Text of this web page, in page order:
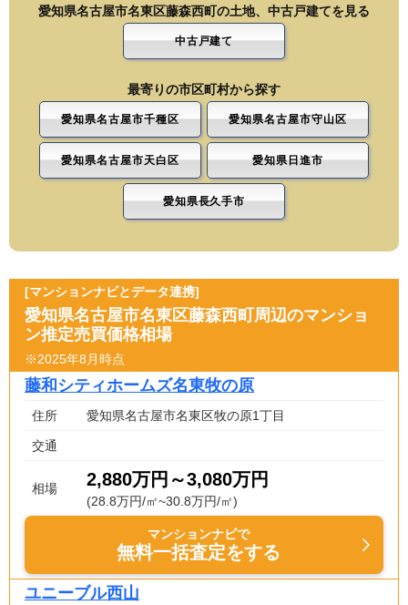
愛知県名古屋市名東区藤森西町の土地、中古戸建てを見る
中古戸建て
最寄りの市区町村から探す
愛知県名古屋市千種区 愛知県名古屋市守山区
愛知県名古屋市天白区 愛知県日進市
愛知県長久手市
[マンションナビとデータ連携]
愛知県名古屋市名東区藤森西町周辺のマンショ
ン推定売買価格相場
※2025年8月時点
藤和シティホームズ名東牧の原
住所 愛知県名古屋市名東区牧の原1丁目
交通
相場 2,880万円～3,080万円
(28.8万円/㎡~30.8万円/㎡)
マンションナビで
無料一括査定をする
ユニーブル西山